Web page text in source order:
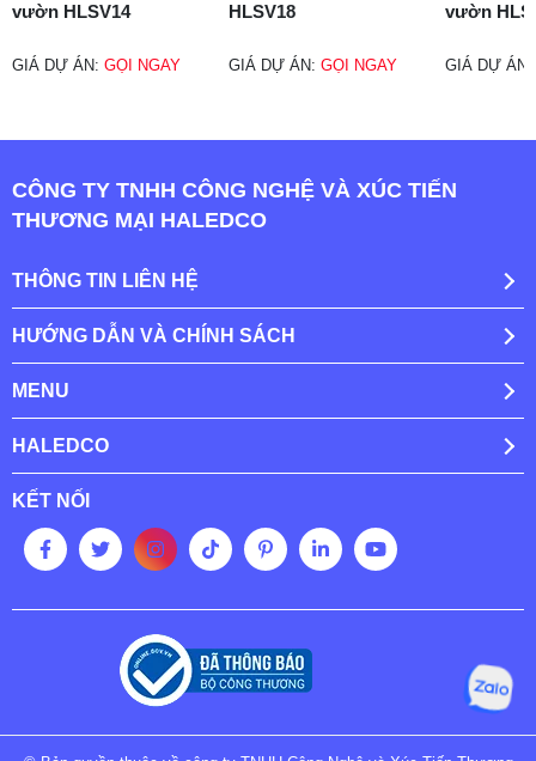
vườn HLSV14
GIÁ DỰ ÁN: GỌI NGAY
HLSV18
GIÁ DỰ ÁN:GỌI NGAY
vườn
GIÁ DỰ
CÔNG TY TNHH CÔNG NGHỆ VÀ XÚC TIẾN
THƯƠNG MẠI HALEDCO
THÔNG TIN LIÊN HỆ
HƯỚNG DẪN VÀ CHÍNH SÁCH
MENU
HALEDCO
KẾT NỐI